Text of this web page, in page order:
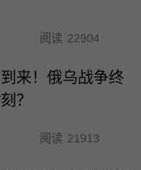
阅读 22904
来！俄乌战争终
？
阅读 21913